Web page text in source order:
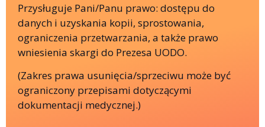
Przysługuje Pani/Panu prawo: dostępu do
danych i uzyskania kopii, sprostowania,
ograniczenia przetwarzania, a także prawo
wniesienia skargi do Prezesa UODO.
(Zakres prawa usunięcia/sprzeciwu może być
ograniczony przepisami dotyczącymi
dokumentacji medycznej.)